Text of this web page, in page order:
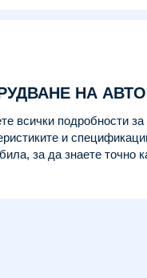
НА
всички подробности за
и
за да знаете точно